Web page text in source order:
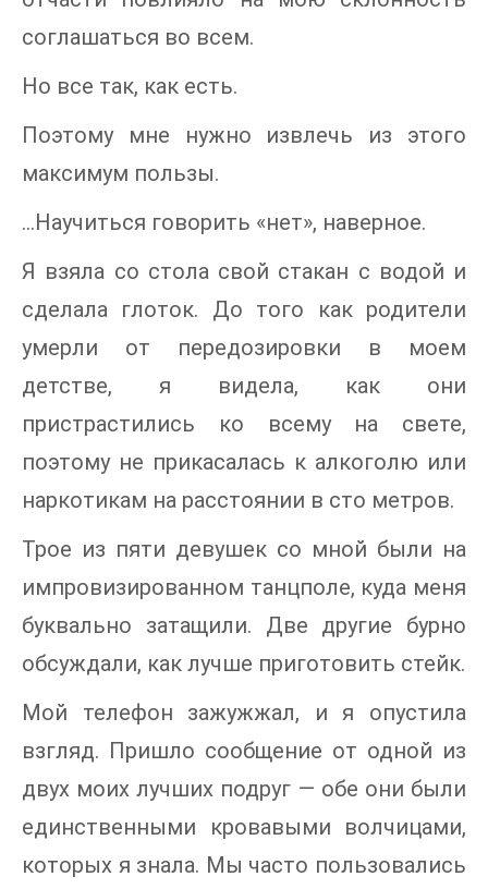
соглашаться во всем.
Но все так, как есть.
Поэтому мне нужно извлечь из этого
максимум пользы.
…Научиться говорить «нет», наверное.
Я взяла со стола свой стакан с водой и
сделала глоток. До того как родители
умерли от передозировки в моем
детстве, я видела, как они
пристрастились ко всему на свете,
поэтому не прикасалась к алкоголю или
наркотикам на расстоянии в сто метров.
Трое из пяти девушек со мной были на
импровизированном танцполе, куда меня
буквально затащили. Две другие бурно
обсуждали, как лучше приготовить стейк.
Мой телефон зажужжал, и я опустила
взгляд. Пришло сообщение от одной из
двух моих лучших подруг — обе они были
единственными кровавыми волчицами,
которых я знала. Мы часто пользовались